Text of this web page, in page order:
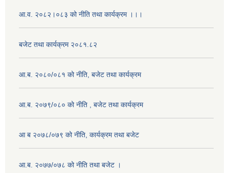
आ.व. २०८२।०८३ को नीति तथा कार्यक्रम ।।।
बजेट तथा कार्यक्रम २०८१.८२
आ.ब. २०८०/०८१ को नीति, बजेट तथा कार्यक्रम
आ.ब. २०७९/०८० को नीति , बजेट तथा कार्यक्रम
आ ब २०७८/०७९ को नीति, कार्यक्रम तथा बजेट
आ.ब. २०७७/०७८ को नीति तथा बजेट ।